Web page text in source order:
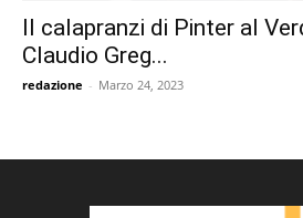
Il calapranzi di Pinter al
Claudio Greg...
redazione - Marzo 24, 2023